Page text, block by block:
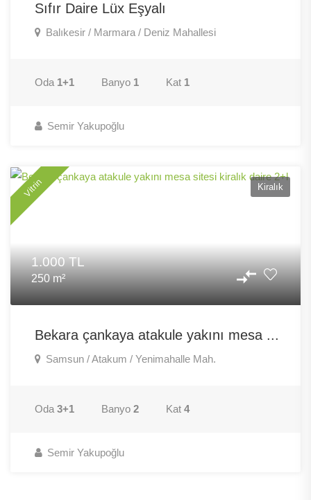
Sıfır Daire Lüx Eşyalı
Balıkesir / Marmara / Deniz Mahallesi
Oda 1+1 Banyo 1 Kat 1
Semir Yakupoğlu
Vitrin Kiralık
1.000 TL
250 m²
Bekara çankaya atakule yakını mesa ...
Samsun / Atakum / Yenimahalle Mah.
Oda 3+1 Banyo 2 Kat 4
Semir Yakupoğlu